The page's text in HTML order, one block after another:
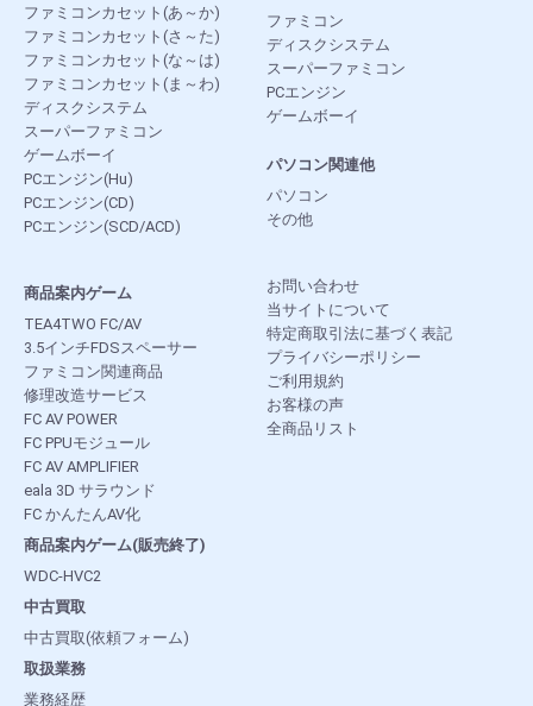
ファミコンカセット(あ～か)
ファミコンカセット(さ～た)
ファミコンカセット(な～は)
ファミコンカセット(ま～わ)
ディスクシステム
スーパーファミコン
ゲームボーイ
PCエンジン(Hu)
PCエンジン(CD)
PCエンジン(SCD/ACD)
ファミコン
ディスクシステム
スーパーファミコン
PCエンジン
ゲームボーイ
パソコン関連他
パソコン
その他
商品案内ゲーム
TEA4TWO FC/AV
3.5インチFDSスペーサー
ファミコン関連商品
修理改造サービス
FC AV POWER
FC PPUモジュール
FC AV AMPLIFIER
eala 3D サラウンド
FC かんたんAV化
商品案内ゲーム(販売終了)
WDC-HVC2
中古買取
中古買取(依頼フォーム)
取扱業務
業務経歴
お問い合わせ
当サイトについて
特定商取引法に基づく表記
プライバシーポリシー
ご利用規約
お客様の声
全商品リスト